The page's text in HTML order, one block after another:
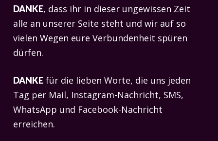
DANKE, dass ihr in dieser ungewissen Zeit
alle an unserer Seite steht und wir auf so
vielen Wegen eure Verbundenheit spüren
dürfen.
DANKEfür die lieben Worte, die uns jeden
Tag per Mail, Instagram-Nachricht, SMS,
WhatsApp und Facebook-Nachricht
erreichen.